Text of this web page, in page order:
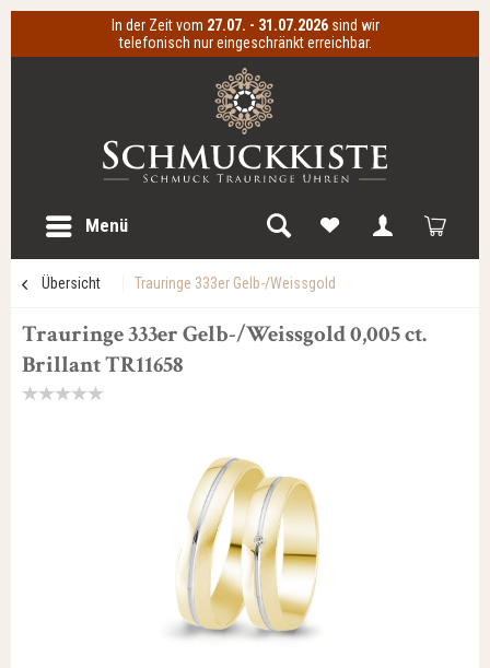
In der Zeit vom 27.07. - 31.07.2026 sind wir
telefonisch nur eingeschränkt erreichbar.
Menü
Übersicht Trauringe 333er Gelb-/Weissgold
Trauringe 333er Gelb-/Weissgold 0,005 ct.
Brillant TR11658